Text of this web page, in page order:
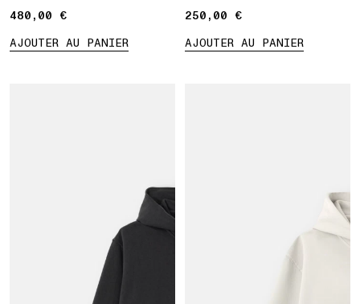
480,00 €
480,00 €
AJOUTER AU PANIER
250,00 €
250,00 €
AJOUTER AU PANIER